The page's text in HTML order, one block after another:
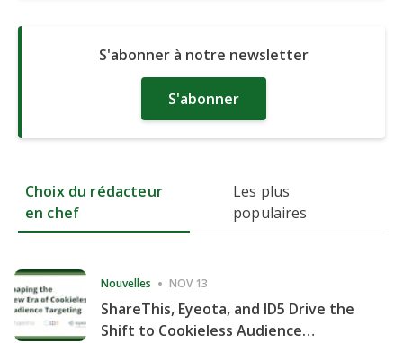
S'abonner à notre newsletter
S'abonner
Choix du rédacteur
en chef
Les plus
populaires
Nouvelles NOV 13
ShareThis, Eyeota, and ID5 Drive the
Shift to Cookieless Audience